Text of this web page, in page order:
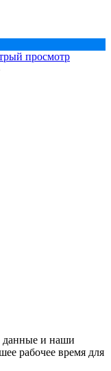
просмотр
данные и наши
рабочее время для